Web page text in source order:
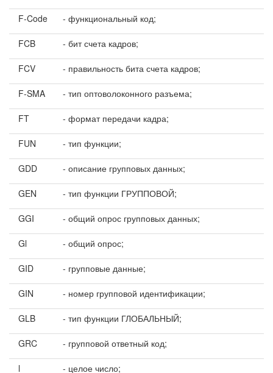
F-Code - функциональный код;
FCB - бит счета кадров;
FCV - правильность бита счета кадров;
F-SMA - тип оптоволоконного разъема;
FT - формат передачи кадра;
FUN - тип функции;
GDD - описание групповых данных;
GEN - тип функции ГРУППОВОЙ;
GGI - общий опрос групповых данных;
Gl - общий опрос;
GID - групповые данные;
GIN - номер групповой идентификации;
GLB - тип функции ГЛОБАЛЬНЫЙ;
GRC - групповой ответный код;
l - целое число;